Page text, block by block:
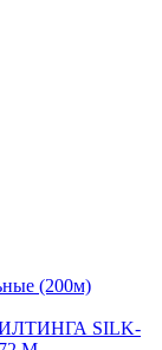
(200м)
SILK-